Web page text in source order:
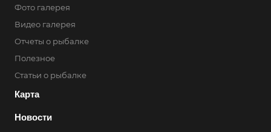
Фото галерея
Видео галерея
Отчеты о рыбалке
Полезное
Статьи о рыбалке
Карта
Новости